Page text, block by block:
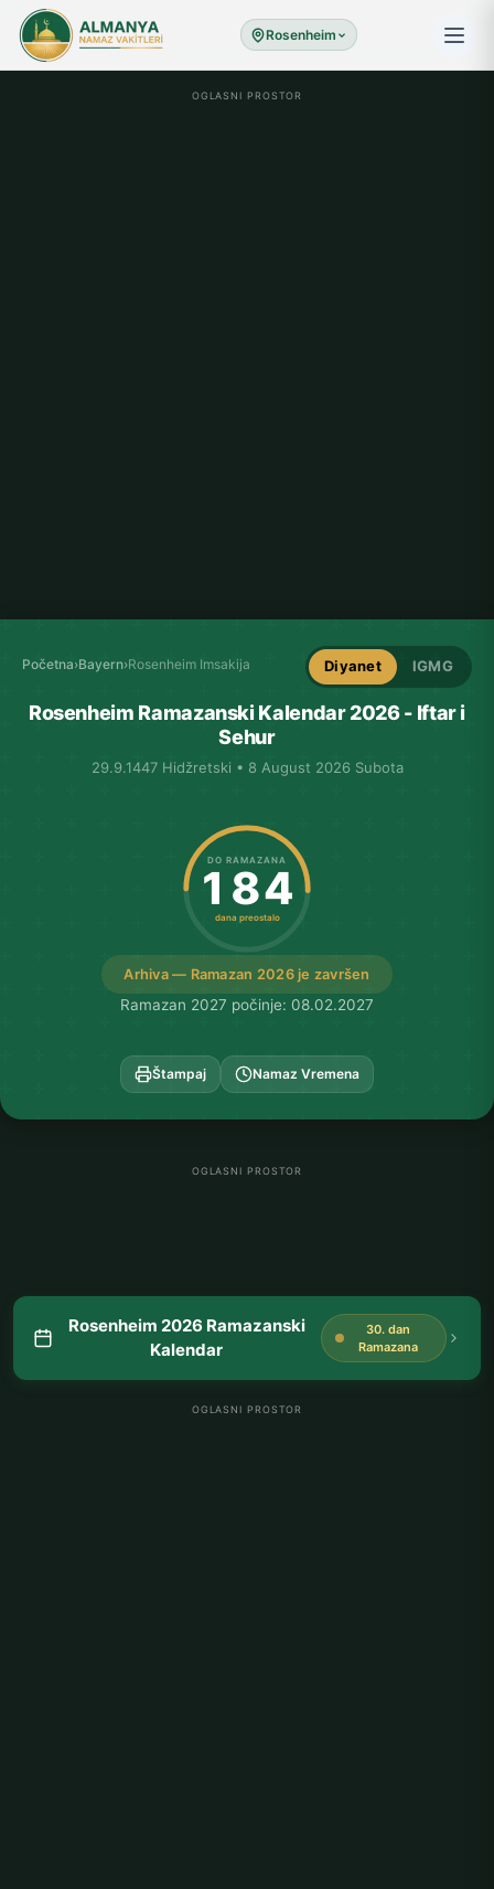
Rosenheim
OGLASNI PROSTOR
Početna›Bayern›Rosenheim Imsakija Diyanet IGMG
Rosenheim Ramazanski Kalendar 2026 - Iftar i
Sehur
29.9.1447 Hidžretski • 8 August 2026 Subota
Arhiva — Ramazan 2026 je završen
DO RAMAZANA
184
dana preostalo
Ramazan 2027 počinje: 08.02.2027
Štampaj Namaz Vremena
OGLASNI PROSTOR
Rosenheim 2026 Ramazanski
Kalendar
30. dan
Ramazana
OGLASNI PROSTOR